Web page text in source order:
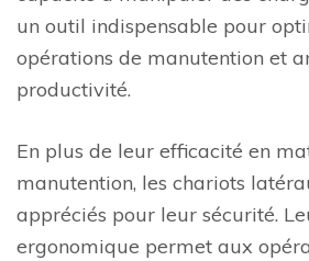
un outil indispensable pour
opérations de manutention et
productivité.
En plus de leur efficacité en
manutention, les chariots
appréciés pour leur sécurité.
ergonomique permet aux